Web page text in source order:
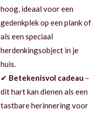
hoog, ideaal voor een
gedenkplek op een plank of
als een speciaal
herdenkingsobject in je
huis.
✔ Betekenisvol cadeau –
dit hart kan dienen als een
tastbare herinnering voor